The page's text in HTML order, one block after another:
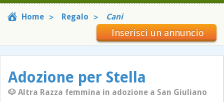
Home Regalo Cani
Inserisci un annuncio
Adozione per Stella
🐶 Altra Razza femmina in adozione a San Giuliano